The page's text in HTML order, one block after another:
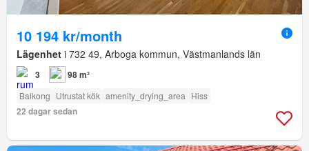
10 194 kr/month
Lägenhet i 732 49, Arboga kommun, Västmanlands län
3 98 m²
Balkong Utrustat kök amenity_drying_area Hiss
22 dagar sedan